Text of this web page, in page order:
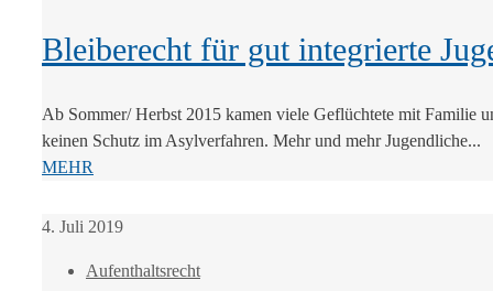
Bleiberecht für gut integrierte
Ab Sommer/ Herbst 2015 kamen viele Geflüchtete mit Familie
keinen Schutz im Asylverfahren. Mehr und mehr Jugendliche...
MEHR
4. Juli 2019
Aufenthaltsrecht